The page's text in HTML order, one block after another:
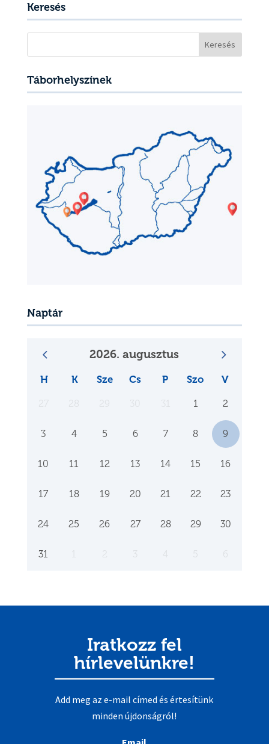
Keresés
Táborhelyszínek
Naptár
2026. augusztus
H K Sze Cs P Szo V
1 2
3 4 5 6 7 8 9
10 11 12 13 14 15 16
17 18 19 20 21 22 23
24 25 26 27 28 29 30
31
Iratkozz fel
hírlevelünkre!
Add meg az e-mail címed és értesítünk
minden újdonságról!